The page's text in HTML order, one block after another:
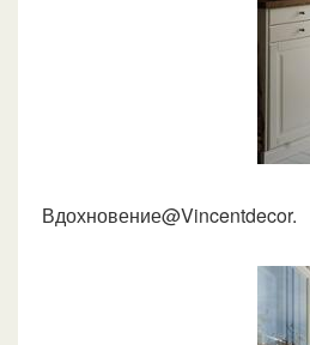
Вдохновение@Vincentdecor.